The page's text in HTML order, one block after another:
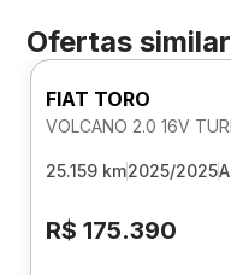
Ofertas
FIAT TORO
25.159 km2025/2025
R$ 175.390